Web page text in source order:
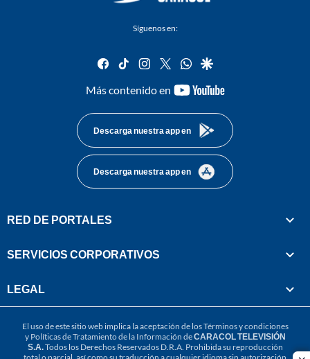
Síguenos en:
facebook
tiktok instagram
twitterwhatsapp
google
Más contenido en
youtube-
Descarga nuestra app en
Descarga nuestra app en
RED DE PORTALES
SERVICIOS CORPORATIVOS
LEGAL
El uso de este sitio web implica la aceptación de losTérminos y condiciones
y Políticas de Tratamiento de la Información deCARACOL TELEVISIÓN
S.A.Todos los Derechos Reservados D.R.A. Prohibida su reproducción